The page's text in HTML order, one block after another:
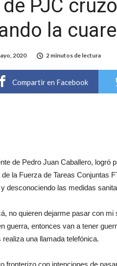
PJC
la
2020 2 minutos de lectura
Compartir en Facebook
de Pedro Juan Caballero,
la Fuerza de Tareas Conjuntas
desconociendo las medidas
no quieren dejarme pasar con
guerra, entonces van a tener
una llamada telefónica.
fronterizo con intenciones de